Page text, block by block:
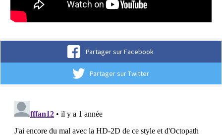
Partager sur Facebook
Partager sur Twitter